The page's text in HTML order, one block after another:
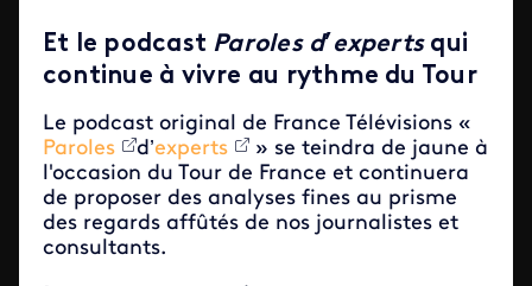
Et le podcast Paroles d’expertsqui
continue à vivre au rythme du Tour
Le podcast original de France Télévisions «
Paroles
d’experts
» se teindra de jaune à
l'occasion du Tour de France et continuera
de proposer des analyses fines au prisme
des regards affûtés de nos journalistes et
consultants.